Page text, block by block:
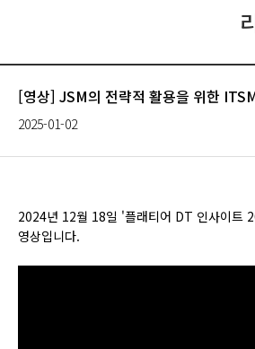
[영상] JSM의 전략적 활용을 위한
2025-01-02
2024년 12월 18일 '플래티어 DT 인사이트
영상입니다.